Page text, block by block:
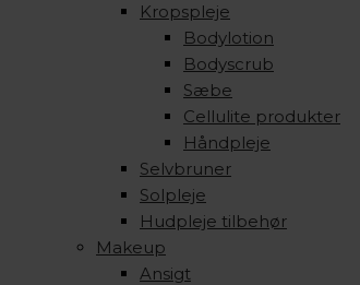
Kropspleje
Bodylotion
Bodyscrub
Sæbe
Cellulite produkter
Håndpleje
Selvbruner
Solpleje
Hudpleje tilbehør
Makeup
Ansigt